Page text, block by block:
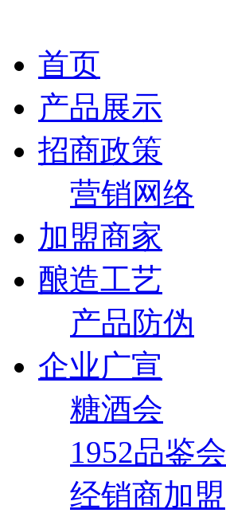
首页
产品展示
招商政策
营销网络
加盟商家
酿造工艺
产品防伪
企业广宣
糖酒会
1952品鉴会
经销商加盟